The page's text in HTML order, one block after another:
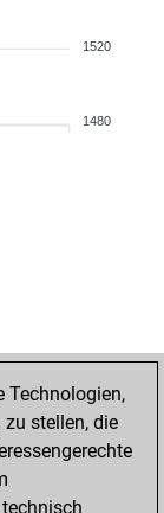
1520
1480
Technologien,
stellen, die